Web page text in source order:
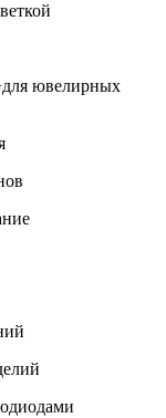
ювелирных